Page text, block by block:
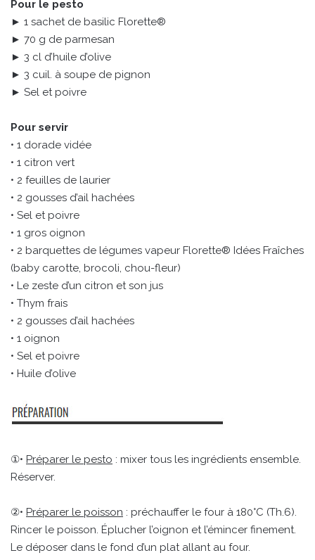
Pour le pesto
► 1 sachet de basilic Florette®
► 70 g de parmesan
► 3 cl d’huile d’olive
► 3 cuil. à soupe de pignon
► Sel et poivre
Pour servir
• 1 dorade vidée
• 1 citron vert
• 2 feuilles de laurier
• 2 gousses d’ail hachées
• Sel et poivre
• 1 gros oignon
• 2 barquettes de légumes vapeur Florette® Idées Fraîches
(baby carotte, brocoli, chou-fleur)
• Le zeste d’un citron et son jus
• Thym frais
• 2 gousses d’ail hachées
• 1 oignon
• Sel et poivre
• Huile d’olive
①• Préparer le pesto : mixer tous les ingrédients ensemble.
Réserver.
②• Préparer le poisson : préchauffer le four à 180°C (Th.6).
Rincer le poisson. Éplucher l’oignon et l’émincer finement.
Le déposer dans le fond d’un plat allant au four.